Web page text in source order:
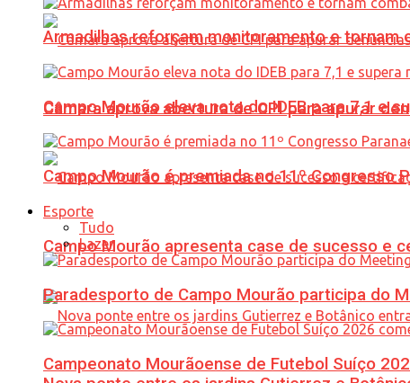
Câmara aprova abertura de CPI para apurar
Campo Mourão apresenta case de sucesso e
Armadilhas reforçam monitoramento e tornam
Campo Mourão eleva nota do IDEB para 7,1 e
Campo Mourão é premiada no 11º Congresso
Esporte
Tudo
Lazer
Paradesporto de Campo Mourão participa do
Campeonato Mourãoense de Futebol Suíço